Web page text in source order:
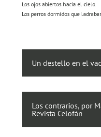
Los ojos abiertos hacia el cielo.
Los perros dormidos que
Un destello en el
Los contrarios, por
Revista Celofán